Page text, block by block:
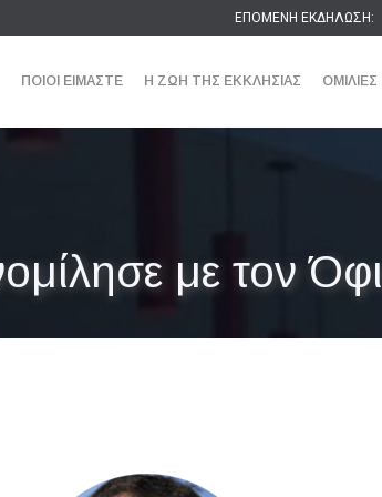
ΕΠΟΜΕΝΗ ΕΚΔΗΛΩΣΗ:
ΠΟΙΟΙ ΕΙΜΑΣΤΕ Η ΖΩΗ ΤΗΣ ΕΚΚΛΗΣΙΑΣ ΟΜΙΛΙΕΣ
με τον Όφι